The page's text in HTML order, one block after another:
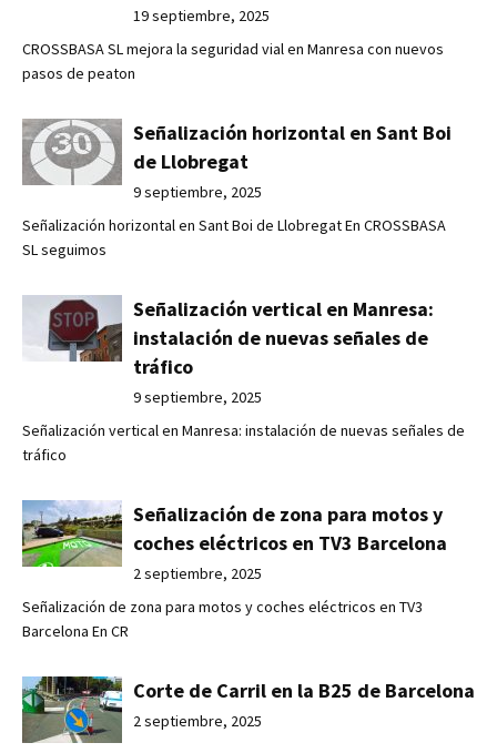
19 septiembre, 2025
CROSSBASA SL mejora la seguridad vial en Manresa con nuevos
pasos de peaton
Señalización horizontal en Sant Boi
de Llobregat
9 septiembre, 2025
Señalización horizontal en Sant Boi de Llobregat En CROSSBASA
SL seguimos
Señalización vertical en Manresa:
instalación de nuevas señales de
tráfico
9 septiembre, 2025
Señalización vertical en Manresa: instalación de nuevas señales de
tráfico
Señalización de zona para motos y
coches eléctricos en TV3 Barcelona
2 septiembre, 2025
Señalización de zona para motos y coches eléctricos en TV3
Barcelona En CR
Corte de Carril en la B25 de Barcelona
2 septiembre, 2025